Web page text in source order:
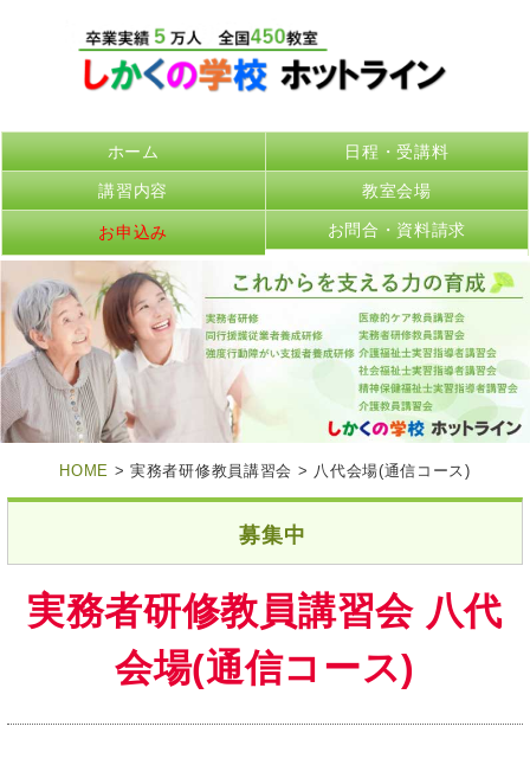
ホーム 日程・受講料
講習内容 教室会場
お申込み お問合・資料請求
HOME > 実務者研修教員講習会 > 八代会場(通信コース)
募集中
実務者研修教員講習会 八代
会場(通信コース)